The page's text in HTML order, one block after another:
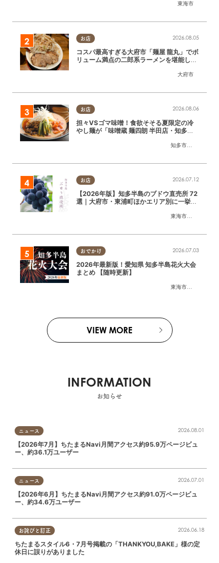
東海市
お店
大府市
2026.08.05
コスパ最高すぎる大府市「麺屋 龍丸」でボ
リューム満点の二郎系ラーメンを堪能して
お店
知多市
,半田市
2026.08.06
担々VSゴマ味噌！食欲そそる夏限定の冷
やし麺が「味噌蔵 麺四朗 半田店・知多
お店
東海市
,大府市
2026.07.12
【2026年版】知多半島のブドウ直売所 72
選｜大府市・東浦町ほかエリア別に一挙紹
おでかけ
東海市
,大府市
2026.07.03
2026年最新版！愛知県 知多半島花火大会
まとめ 【随時更新】
VIEW MORE
INFORMATION
お知らせ
ニュース 2026.08.01
【2026年7月】ちたまるNavi月間アクセス約95.9万ページビュ
ー、約36.1万ユーザー
ニュース 2026.07.01
【2026年6月】ちたまるNavi月間アクセス約91.0万ページビュ
ー、約34.6万ユーザー
お詫びと訂正 2026.06.18
ちたまるスタイル6・7月号掲載の「THANKYOU,BAKE」様の定
休日に誤りがありました